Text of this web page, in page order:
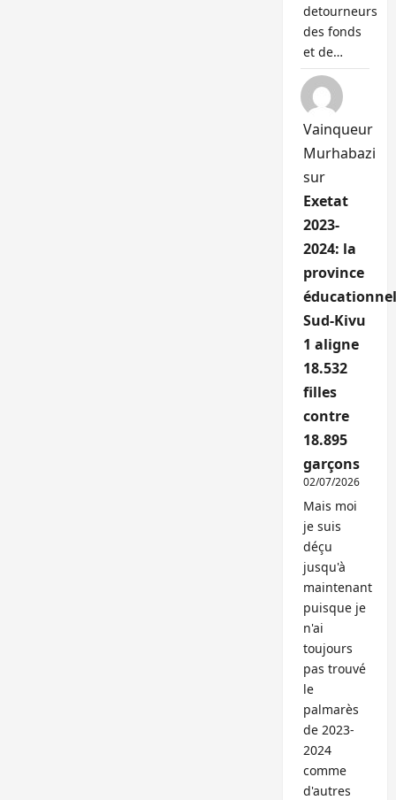
detourneurs
des fonds
et de…
Vainqueur
Murhabazi
sur
Exetat
2023-
2024: la
province
Sud-Kivu
1 aligne
18.532
filles
contre
18.895
garçons
02/07/2026
Mais moi
je suis
déçu
jusqu'à
maintenant
puisque je
n'ai
toujours
pas trouvé
le
palmarès
de 2023-
2024
comme
d'autres